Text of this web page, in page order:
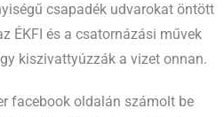
csapadék udvarokat öntött
ÉKFI és a csatornázási művek
kiszivattyúzzák a vizet onnan.
facebook oldalán számolt be